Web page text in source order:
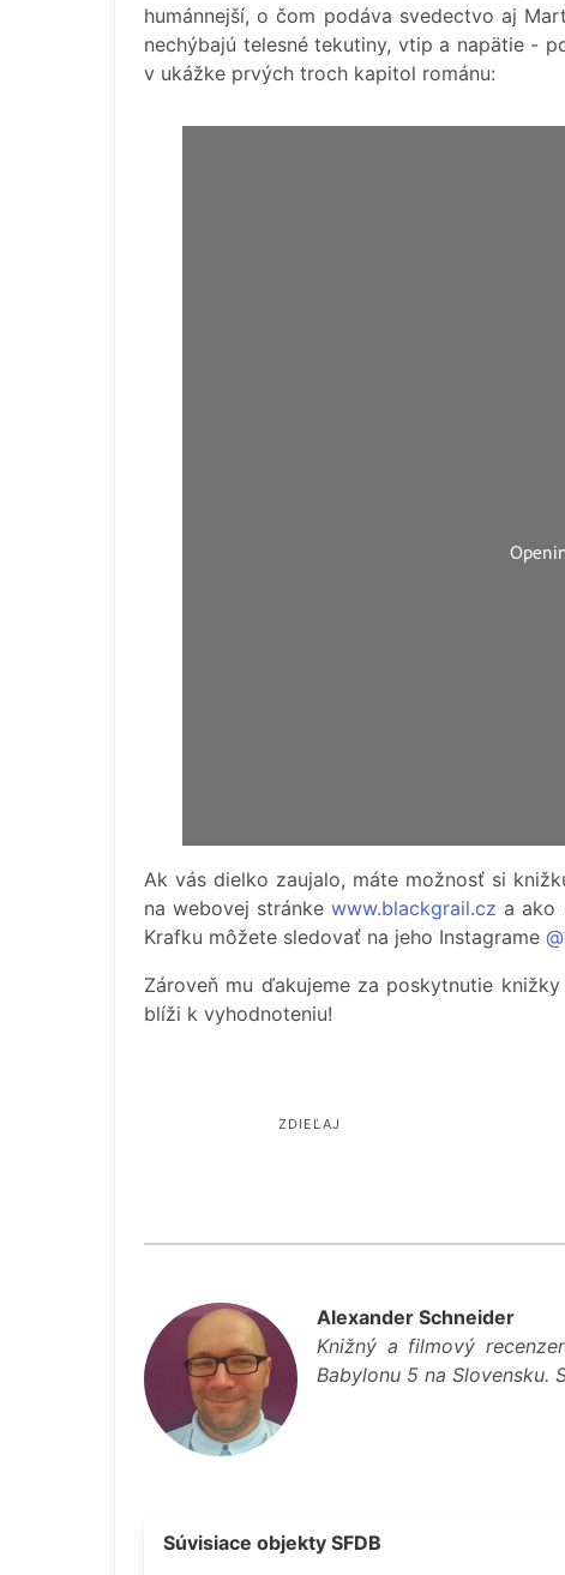
humánnejší, o čom podáva svedectvo aj
nechýbajú telesné tekutiny, vtip a napätie -
v ukážke prvých troch kapitol románu:
Ak vás dielko zaujalo, máte možnosť si
na webovej stránkewww.blackgrail.cz a ako
Krafku môžete sledovať na jeho Instagrame
Zároveň mu ďakujeme za poskytnutie
blíži k vyhodnoteniu!
ZDIEĽAJ
Alexander Schneider
Knižný a filmový
Babylonu 5 na Slovensku.
Súvisiace objekty SFDB